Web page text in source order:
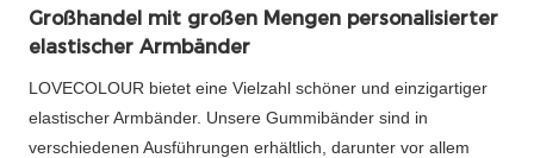
Großhandel mit großen Mengen personalisierter
elastischer Armbänder
LOVECOLOUR bietet eine Vielzahl schöner und einzigartiger
elastischer Armbänder. Unsere Gummibänder sind in
verschiedenen Ausführungen erhältlich, darunter vor allem